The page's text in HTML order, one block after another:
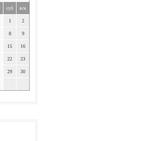
суб вск
1 2
8 9
15 16
22 23
29 30